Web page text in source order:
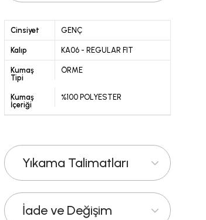
Cinsiyet GENÇ
Kalıp KA06 - REGULAR FIT
Kumaş
Tipi
ÖRME
Kumaş
İçeriği
%100 POLYESTER
Yıkama Talimatları
İade ve Değişim